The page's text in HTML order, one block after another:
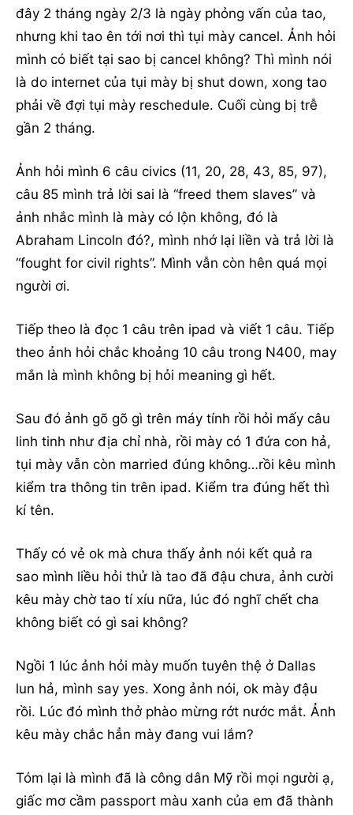
đây 2 tháng ngày 2/3 là ngày phỏng vấn của tao,
nhưng khi tao ên tới nơi thì tụi mày cancel. Ảnh hỏi
mình có biết tại sao bị cancel không? Thì mình nói
là do internet của tụi mày bị shut down, xong tao
phải về đợi tụi mày reschedule. Cuối cùng bị trễ
gần 2 tháng.
Ảnh hỏi mình 6 câu civics (11, 20, 28, 43, 85, 97),
câu 85 mình trả lời sai là “freed them slaves” và
ảnh nhắc mình là mày có lộn không, đó là
Abraham Lincoln đó?, mình nhớ lại liền và trả lời là
“fought for civil rights”. Mình vẫn còn hên quá mọi
người ơi.
Tiếp theo là đọc 1 câu trên ipad và viết 1 câu. Tiếp
theo ảnh hỏi chắc khoảng 10 câu trong N400, may
mắn là mình không bị hỏi meaning gì hết.
Sau đó ảnh gõ gõ gì trên máy tính rồi hỏi mấy câu
linh tinh như địa chỉ nhà, rồi mày có 1 đứa con hả,
tụi mày vẫn còn married đúng không…rồi kêu mình
kiểm tra thông tin trên ipad. Kiểm tra đúng hết thì
kí tên.
Thấy có vẻ ok mà chưa thấy ảnh nói kết quả ra
sao mình liều hỏi thử là tao đã đậu chưa, ảnh cười
kêu mày chờ tao tí xíu nữa, lúc đó nghĩ chết cha
không biết có gì sai không?
Ngồi 1 lúc ảnh hỏi mày muốn tuyên thệ ở Dallas
lun hả, mình say yes. Xong ảnh nói, ok mày đậu
rồi. Lúc đó mình thở phào mừng rớt nước mắt. Ảnh
kêu mày chắc hẳn mày đang vui lắm?
Tóm lại là mình đã là công dân Mỹ rồi mọi người ạ,
giấc mơ cầm passport màu xanh của em đã thành